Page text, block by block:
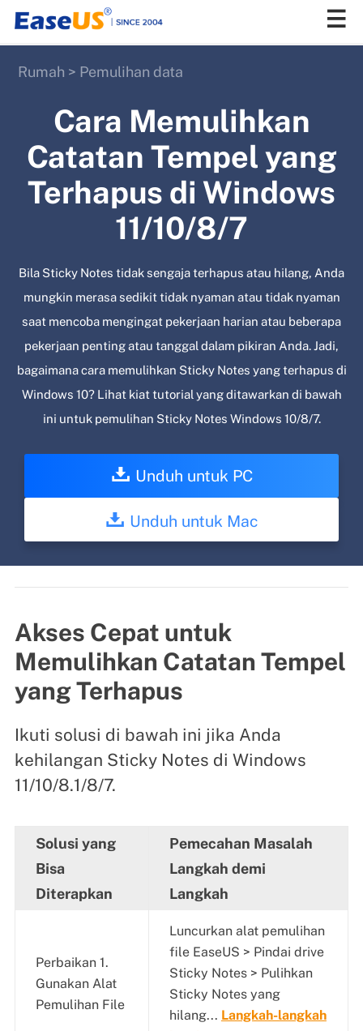
Rumah > Pemulihan data
Cara Memulihkan
Catatan Tempel yang
Terhapus di Windows
11/10/8/7
Bila Sticky Notes tidak sengaja terhapus atau hilang, Anda
mungkin merasa sedikit tidak nyaman atau tidak nyaman
saat mencoba mengingat pekerjaan harian atau beberapa
pekerjaan penting atau tanggal dalam pikiran Anda. Jadi,
bagaimana cara memulihkan Sticky Notes yang terhapus di
Windows 10? Lihat kiat tutorial yang ditawarkan di bawah
ini untuk pemulihan Sticky Notes Windows 10/8/7.
Unduh untuk PC
Unduh untuk Mac
Akses Cepat untuk
Memulihkan Catatan Tempel
yang Terhapus
Ikuti solusi di bawah ini jika Anda
kehilangan Sticky Notes di Windows
11/10/8.1/8/7.
Solusi yang
Bisa
Diterapkan
Pemecahan Masalah
Langkah demi
Langkah
Perbaikan 1.
Gunakan Alat
Pemulihan File
Luncurkan alat pemulihan
file EaseUS > Pindai drive
Sticky Notes > Pulihkan
Sticky Notes yang
hilang... Langkah-langkah